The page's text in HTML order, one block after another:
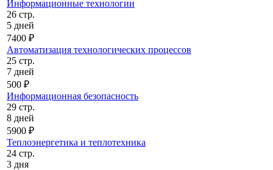
Информационные технологии
26 стр.
5 дней
7400 ₽
Автоматизация технологических процессов
25 стр.
7 дней
500 ₽
Информационная безопасность
29 стр.
8 дней
5900 ₽
Теплоэнергетика и теплотехника
24 стр.
3 дня